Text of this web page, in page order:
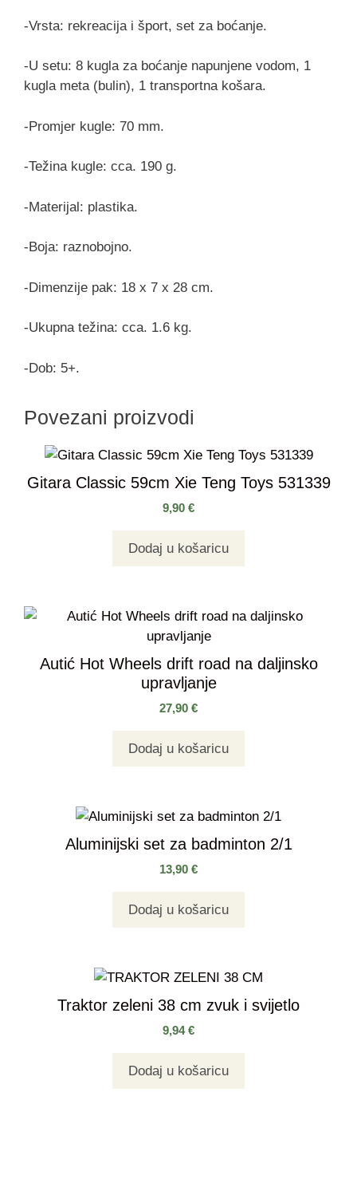
-Vrsta: rekreacija i šport, set za boćanje.
-U setu: 8 kugla za boćanje napunjene vodom, 1
kugla meta (bulin), 1 transportna košara.
-Promjer kugle: 70 mm.
-Težina kugle: cca. 190 g.
-Materijal: plastika.
-Boja: raznobojno.
-Dimenzije pak: 18 x 7 x 28 cm.
-Ukupna težina: cca. 1.6 kg.
-Dob: 5+.
Povezani proizvodi
Gitara Classic 59cm Xie Teng Toys 531339
9,90 €
Dodaj u košaricu
Autić Hot Wheels drift road na daljinsko
upravljanje
27,90 €
Dodaj u košaricu
Aluminijski set za badminton 2/1
13,90 €
Dodaj u košaricu
Traktor zeleni 38 cm zvuk i svijetlo
9,94€
Dodaj u košaricu